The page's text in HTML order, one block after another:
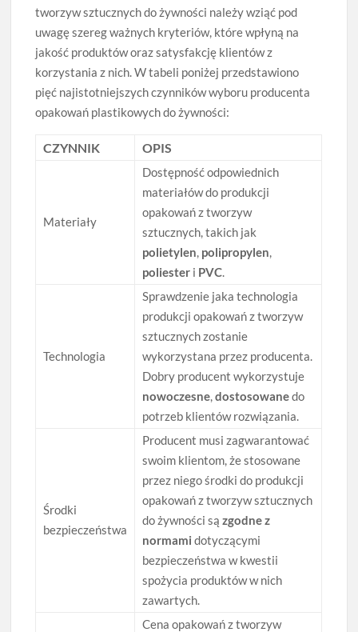
tworzyw sztucznych do żywności należy wziąć pod
uwagę szereg ważnych kryteriów, które wpłyną na
jakość produktów oraz satysfakcję klientów z
korzystania z nich. W tabeli poniżej przedstawiono
pięć najistotniejszych czynników wyboru producenta
opakowań plastikowych do żywności:
CZYNNIK OPIS
Materiały
Dostępność odpowiednich
materiałów do produkcji
opakowań z tworzyw
sztucznych, takich jak
polietylen, polipropylen,
poliester i PVC.
Technologia
Sprawdzenie jaka technologia
produkcji opakowań z tworzyw
sztucznych zostanie
wykorzystana przez producenta.
Dobry producent wykorzystuje
nowoczesne,dostosowanedo
potrzeb klientów rozwiązania.
Środki
bezpieczeństwa
Producent musi zagwarantować
swoim klientom, że stosowane
przez niego środki do produkcji
opakowań z tworzyw sztucznych
do żywności sązgodne z
normami dotyczącymi
bezpieczeństwa w kwestii
spożycia produktów w nich
zawartych.
Cena opakowań z tworzyw